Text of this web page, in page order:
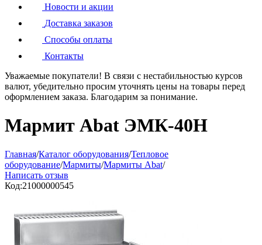
Новости и акции
Доставка заказов
Способы оплаты
Контакты
Уважаемые покупатели! В связи с нестабильностью курсов
валют, убедительно просим уточнять цены на товары перед
оформлением заказа. Благодарим за понимание.
Мармит Abat ЭМК-40Н
Главная/Каталог оборудования/Тепловое
оборудование/Мармиты/Мармиты Abat/
Написать отзыв
Код:21000000545